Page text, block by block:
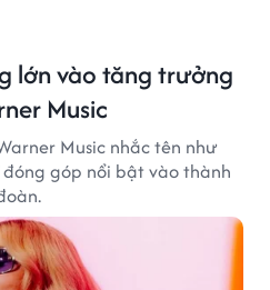
lớn vào tăng trưởng
Music
Music nhắc tên như
góp nổi bật vào thành